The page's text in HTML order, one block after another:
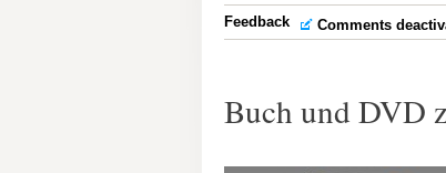
Feedback
Comments
Buch und DVD